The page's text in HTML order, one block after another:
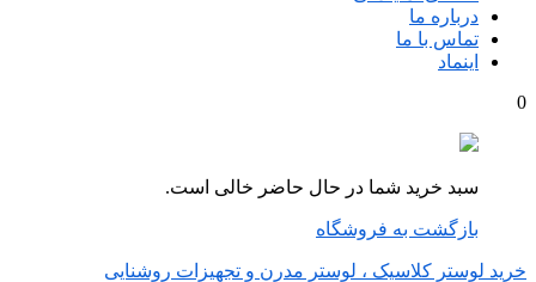
درباره ما
تماس با ما
اینماد
0
سبد خرید شما در حال حاضر خالی است.
بازگشت به فروشگاه
خرید لوستر کلاسیک ، لوستر مدرن و تجهیزات روشنایی